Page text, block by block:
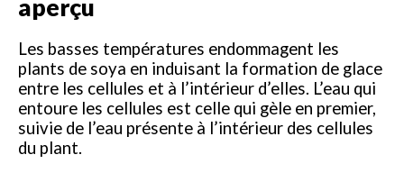
aperçu
Les basses températures endommagent les
plants de soya en induisant la formation de glace
entre les cellules et à l’intérieur d’elles. L’eau qui
entoure les cellules est celle qui gèle en premier,
suivie de l’eau présente à l’intérieur des cellules
du plant.